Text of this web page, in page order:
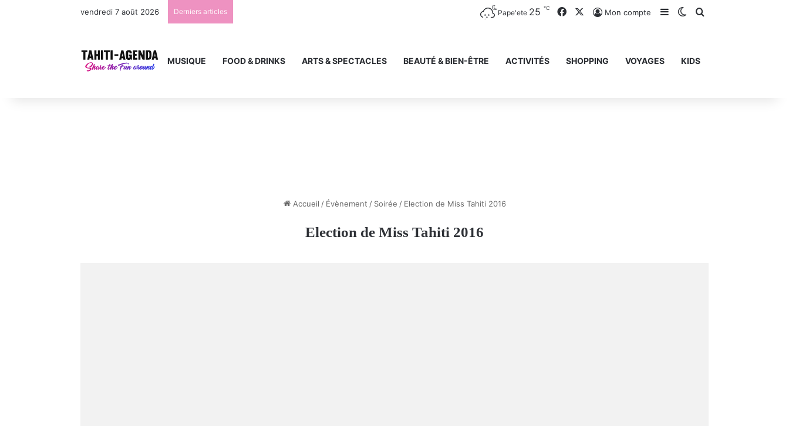
vendredi 7 août 2026 Derniers articles Pape'ete 25 ℃ FacebookMon compte Sidebar (barre latérale)
Switch skin
MUSIQUE FOOD & DRINKS ARTS & SPECTACLES BEAUTÉ & BIEN-ÊTRE ACTIVITÉS SHOPPING VOYAGES KIDS
Accueil / Évènement / Soirée / Election de Miss Tahiti 2016
Election de Miss Tahiti 2016